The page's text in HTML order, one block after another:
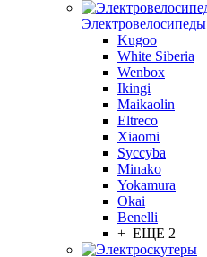
Электровелосипеды
Kugoo
White Siberia
Wenbox
Ikingi
Maikaolin
Eltreco
Xiaomi
Syccyba
Minako
Yokamura
Okai
Benelli
+ ЕЩЕ 2